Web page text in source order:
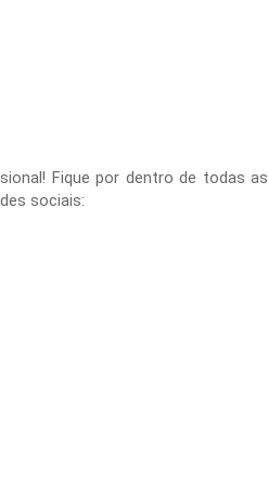
Fique por dentro de todas as
sociais: